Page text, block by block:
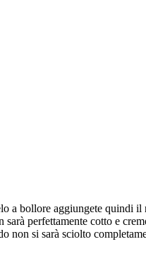
a bollore aggiungete
perfettamente cotto e
non si sarà sciolto